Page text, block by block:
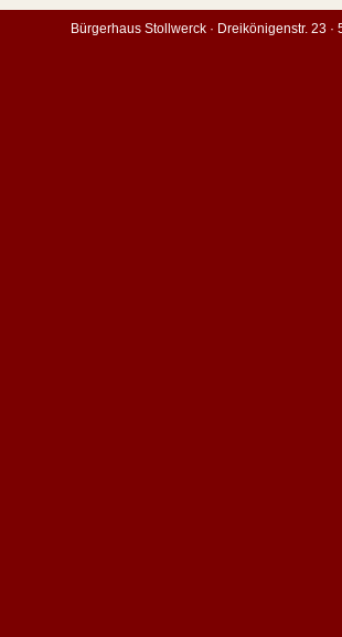
Bürgerhaus Stollwerck · Dreikönigenstr. 23